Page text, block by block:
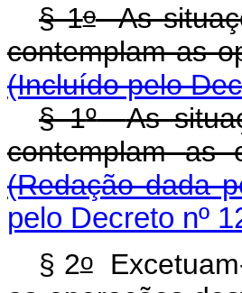
§ 1oAs
contemplam
(Incluído pelo
§ 1º
As
contemplam as
(Redação dada
pelo Decreto nº
§ 2o